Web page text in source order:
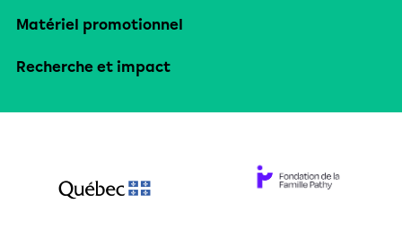
Matériel promotionnel
Recherche et impact